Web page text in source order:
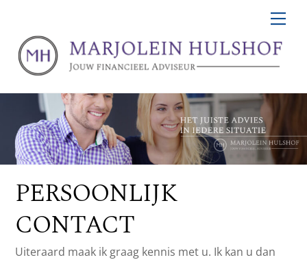
content
PERSOONLIJK
CONTACT
Uiteraard maak ik graag kennis met u. Ik kan u dan